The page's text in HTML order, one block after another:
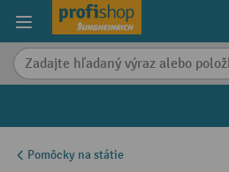
content
Pomôcky na státie